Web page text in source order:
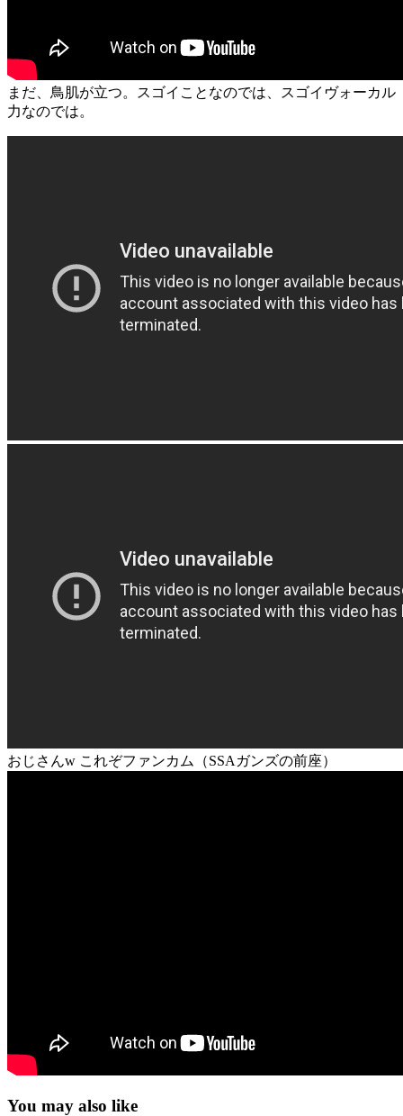
まだ、鳥肌が立つ。スゴイことなのでは、スゴイヴォーカル
力なのでは。
おじさんw これぞファンカム（SSAガンズの前座）
You may also like